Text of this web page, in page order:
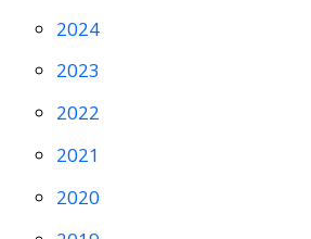
2024
2023
2022
2021
2020